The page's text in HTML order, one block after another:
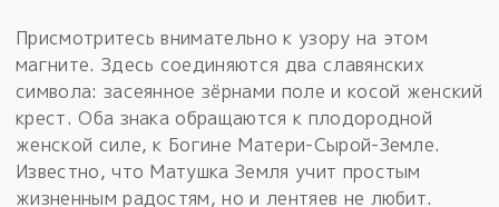
Присмотритесь внимательно к узору на этом
магните. Здесь соединяются два славянских
символа: засеянное зёрнами поле и косой женский
крест. Оба знака обращаются к плодородной
женской силе, к Богине Матери-Сырой-Земле.
Известно, что Матушка Земля учит простым
жизненным радостям, но и лентяев не любит.